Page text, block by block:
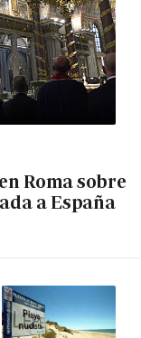
Roma sobre
a España